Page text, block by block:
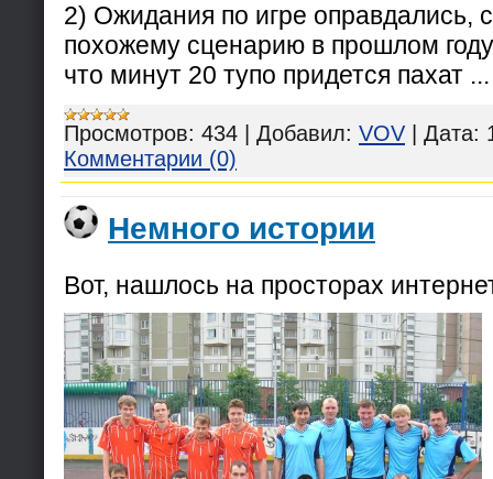
2) Ожидания по игре оправдались,
похожему сценарию в прошлом
что минут 20 тупо придется пахат
Просмотров: 434 Добавил: VOV Дата:
Комментарии (0)
Немного истории
Вот, нашлось на просторах